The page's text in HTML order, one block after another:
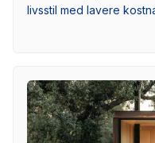
livsstil med lavere